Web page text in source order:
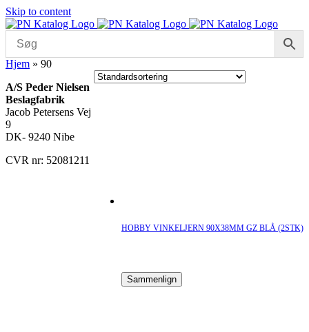
Skip to content
Hjem » 90
HOBBY VINKELJERN 90X38MM GZ BLÅ (2STK)
Sammenlign
A/S Peder Nielsen
Beslagfabrik
Jacob Petersens Vej
9
DK- 9240 Nibe
CVR nr: 52081211